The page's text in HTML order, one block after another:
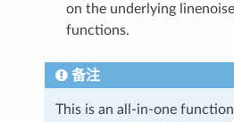
on the underlying
functions.
备注
This is an all-in-one